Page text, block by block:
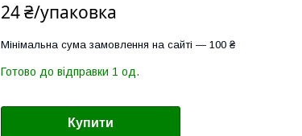
24 ₴/упаковка
Мінімальна сума замовлення на сайті — 100 ₴
Готово до відправки 1 од.
Купити